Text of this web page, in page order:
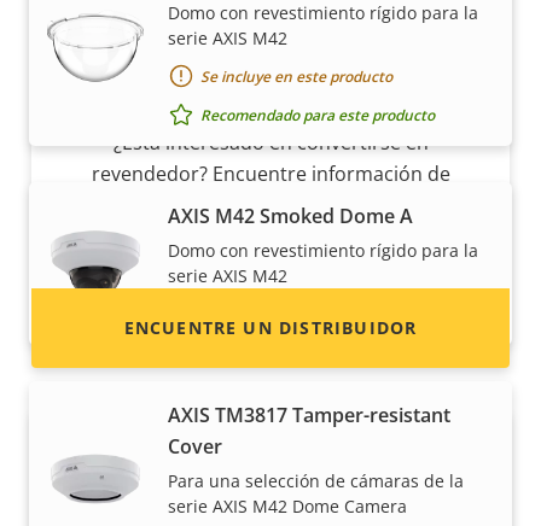
Domo con revestimiento rígido para la
serie AXIS M42
Se incluye en este producto
Recomendado para este producto
AXIS M42 Smoked Dome A
Domo con revestimiento rígido para la
serie AXIS M42
AXIS TM3817 Tamper-resistant
Cover
Para una selección de cámaras de la
serie AXIS M42 Dome Camera
¿Quiere vender productos Axis?
¿Está interesado en convertirse en
revendedor? Encuentre información de
contacto de distribuidores de productos y
ENCUENTRE UN DISTRIBUIDOR